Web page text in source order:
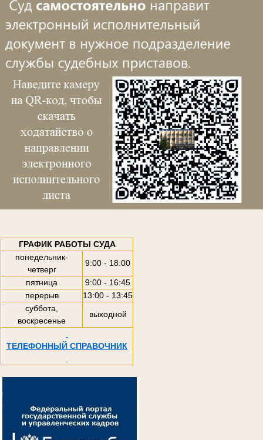
ГРАФИК РАБОТЫ СУДА
понедельник-
четверг
9:00 - 18:00
пятница
9:00 - 16:45
перерыв
13:00 - 13:45
суббота,
воскресенье
выходной
ТЕЛЕФОННЫЙ СПРАВОЧНИК